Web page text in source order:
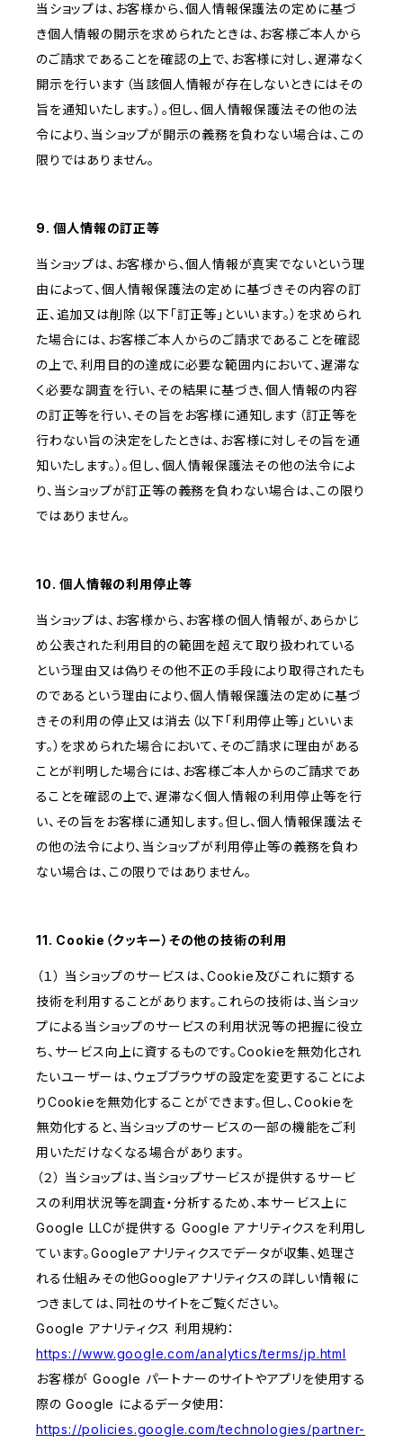
当ショップは、お客様から、個人情報保護法の定めに基づ
き個人情報の開示を求められたときは、お客様ご本人から
のご請求であることを確認の上で、お客様に対し、遅滞なく
開示を行います（当該個人情報が存在しないときにはその
旨を通知いたします。）。但し、個人情報保護法その他の法
令により、当ショップが開示の義務を負わない場合は、この
限りではありません。
9. 個人情報の訂正等
当ショップは、お客様から、個人情報が真実でないという理
由によって、個人情報保護法の定めに基づきその内容の訂
正、追加又は削除（以下「訂正等」といいます。）を求められ
た場合には、お客様ご本人からのご請求であることを確認
の上で、利用目的の達成に必要な範囲内において、遅滞な
く必要な調査を行い、その結果に基づき、個人情報の内容
の訂正等を行い、その旨をお客様に通知します（訂正等を
行わない旨の決定をしたときは、お客様に対しその旨を通
知いたします。）。但し、個人情報保護法その他の法令によ
り、当ショップが訂正等の義務を負わない場合は、この限り
ではありません。
10. 個人情報の利用停止等
当ショップは、お客様から、お客様の個人情報が、あらかじ
め公表された利用目的の範囲を超えて取り扱われている
という理由又は偽りその他不正の手段により取得されたも
のであるという理由により、個人情報保護法の定めに基づ
きその利用の停止又は消去（以下「利用停止等」といいま
す。）を求められた場合において、そのご請求に理由がある
ことが判明した場合には、お客様ご本人からのご請求であ
ることを確認の上で、遅滞なく個人情報の利用停止等を行
い、その旨をお客様に通知します。但し、個人情報保護法そ
の他の法令により、当ショップが利用停止等の義務を負わ
ない場合は、この限りではありません。
11. Cookie（クッキー）その他の技術の利用
（１） 当ショップのサービスは、Cookie及びこれに類する
技術を利用することがあります。これらの技術は、当ショッ
プによる当ショップのサービスの利用状況等の把握に役立
ち、サービス向上に資するものです。Cookieを無効化され
たいユーザーは、ウェブブラウザの設定を変更することによ
りCookieを無効化することができます。但し、Cookieを
無効化すると、当ショップのサービスの一部の機能をご利
用いただけなくなる場合があります。
（２） 当ショップは、当ショップサービスが提供するサービ
スの利用状況等を調査・分析するため、本サービス上に
Google LLCが提供する Google アナリティクスを利用し
ています。Googleアナリティクスでデータが収集、処理さ
れる仕組みその他Googleアナリティクスの詳しい情報に
つきましては、同社のサイトをご覧ください。
Google アナリティクス 利用規約：
https://www.google.com/analytics/terms/jp.html
お客様が Google パートナーのサイトやアプリを使用する
際の Google によるデータ使用：
https://policies.google.com/technologies/partner-